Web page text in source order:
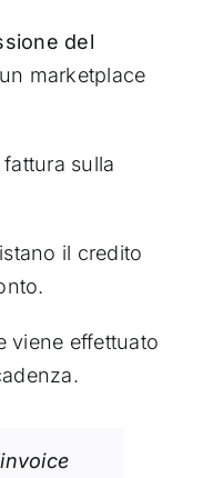
del
marketplace
fattura sulla
il credito
viene effettuato